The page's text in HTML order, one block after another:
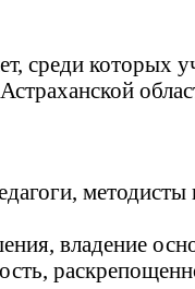
среди которых
методисты
владение